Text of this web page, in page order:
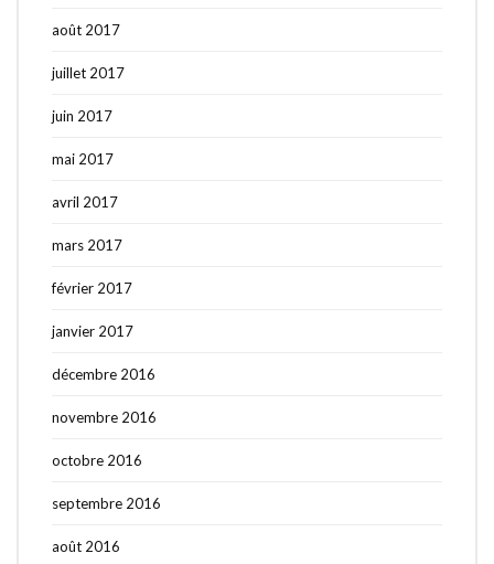
août 2017
juillet 2017
juin 2017
mai 2017
avril 2017
mars 2017
février 2017
janvier 2017
décembre 2016
novembre 2016
octobre 2016
septembre 2016
août 2016